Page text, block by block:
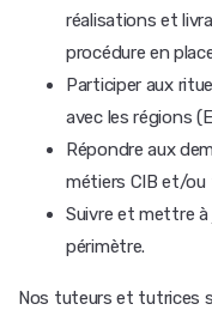
réalisations et
procédure en
Participer aux
avec les régions
Répondre aux
métiers CIB et/ou
Suivre et mettre
périmètre.
Nos tuteurs et tutrices